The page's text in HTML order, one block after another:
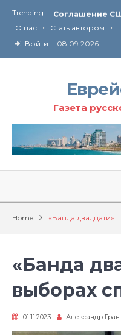
Trending :
Соглашение
Технология
О нас • Стать автором •
Войти
08.09.2026
Газета
Home «Банда двадцати»
«Банда
выборах
01.11.2023 Александр